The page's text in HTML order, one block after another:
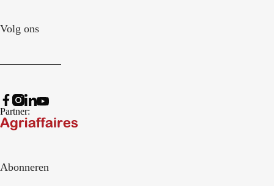
Volg ons
Partner:
Abonneren